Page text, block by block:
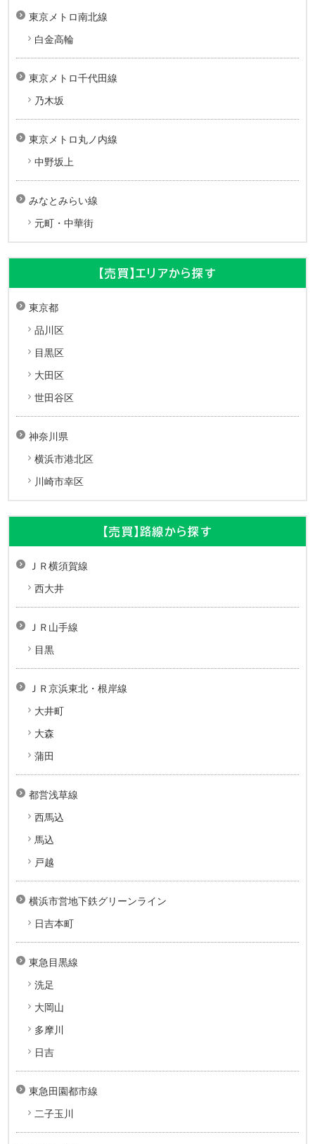
東京メトロ南北線
白金高輪
東京メトロ千代田線
乃木坂
東京メトロ丸ノ内線
中野坂上
みなとみらい線
元町・中華街
【売買】エリアから探す
東京都
品川区
目黒区
大田区
世田谷区
神奈川県
横浜市港北区
川崎市幸区
【売買】路線から探す
ＪＲ横須賀線
西大井
ＪＲ山手線
目黒
ＪＲ京浜東北・根岸線
大井町
大森
蒲田
都営浅草線
西馬込
馬込
戸越
横浜市営地下鉄グリーンライン
日吉本町
東急目黒線
洗足
大岡山
多摩川
日吉
東急田園都市線
二子玉川